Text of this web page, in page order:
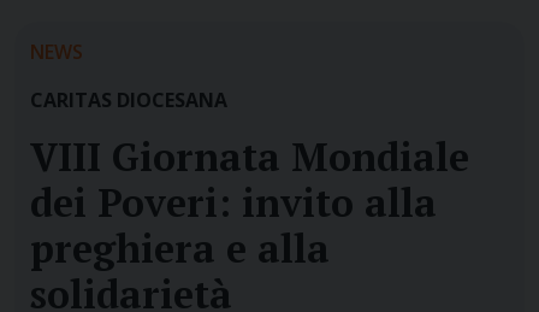
NEWS
CARITAS DIOCESANA
VIII Giornata Mondiale
dei Poveri: invito alla
preghiera e alla
solidarietà